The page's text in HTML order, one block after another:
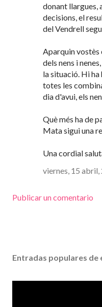
donant llargues,
decisions, el
del Vendrell
Aparquin
dels nens i
la situació. Hi
totes les
dia d'avui, els
Què més ha de
Mata sigui una
Una cordial
viernes, 15 abril,
Publicar un comentario
Entradas populares de